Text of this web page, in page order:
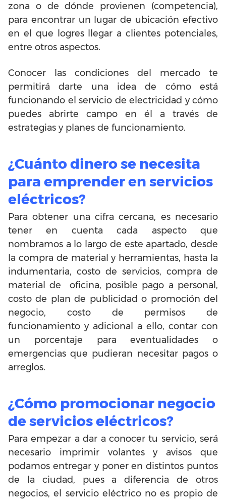
zona o de dónde provienen (competencia),
para encontrar un lugar de ubicación efectivo
en el que logres llegar a clientes potenciales,
entre otros aspectos.
Conocer las condiciones del mercado te
permitirá darte una idea de cómo está
funcionando el servicio de electricidad y cómo
puedes abrirte campo en él a través de
estrategias y planes de funcionamiento.
¿Cuánto dinero se necesita
para emprender en servicios
eléctricos?
Para obtener una cifra cercana, es necesario
tener en cuenta cada aspecto que
nombramos a lo largo de este apartado, desde
la compra de material y herramientas, hasta la
indumentaria, costo de servicios, compra de
material de oficina, posible pago a personal,
costo de plan de publicidad o promoción del
negocio, costo de permisos de
funcionamiento y adicional a ello, contar con
un porcentaje para eventualidades o
emergencias que pudieran necesitar pagos o
arreglos.
¿Cómo promocionar negocio
de servicios eléctricos?
Para empezar a dar a conocer tu servicio, será
necesario imprimir volantes y avisos que
podamos entregar y poner en distintos puntos
de la ciudad, pues a diferencia de otros
negocios, el servicio eléctrico no es propio de